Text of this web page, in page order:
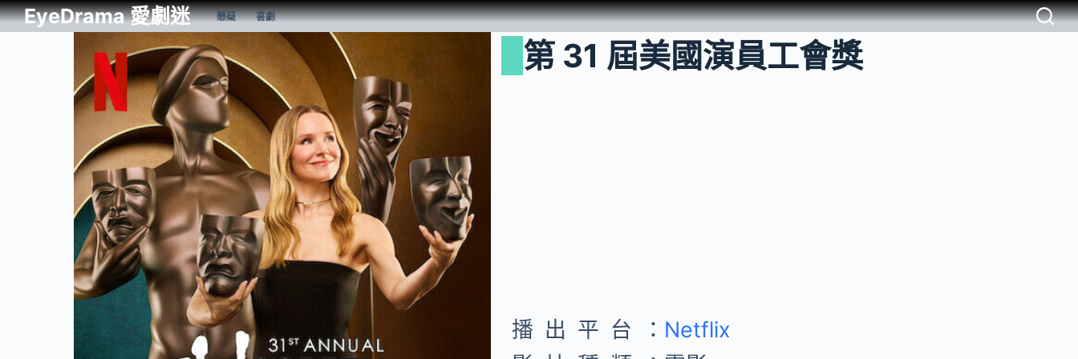
EyeDrama 愛劇迷 懸疑 喜劇
第 31 屆美國演員工會獎
播出平台： Netflix